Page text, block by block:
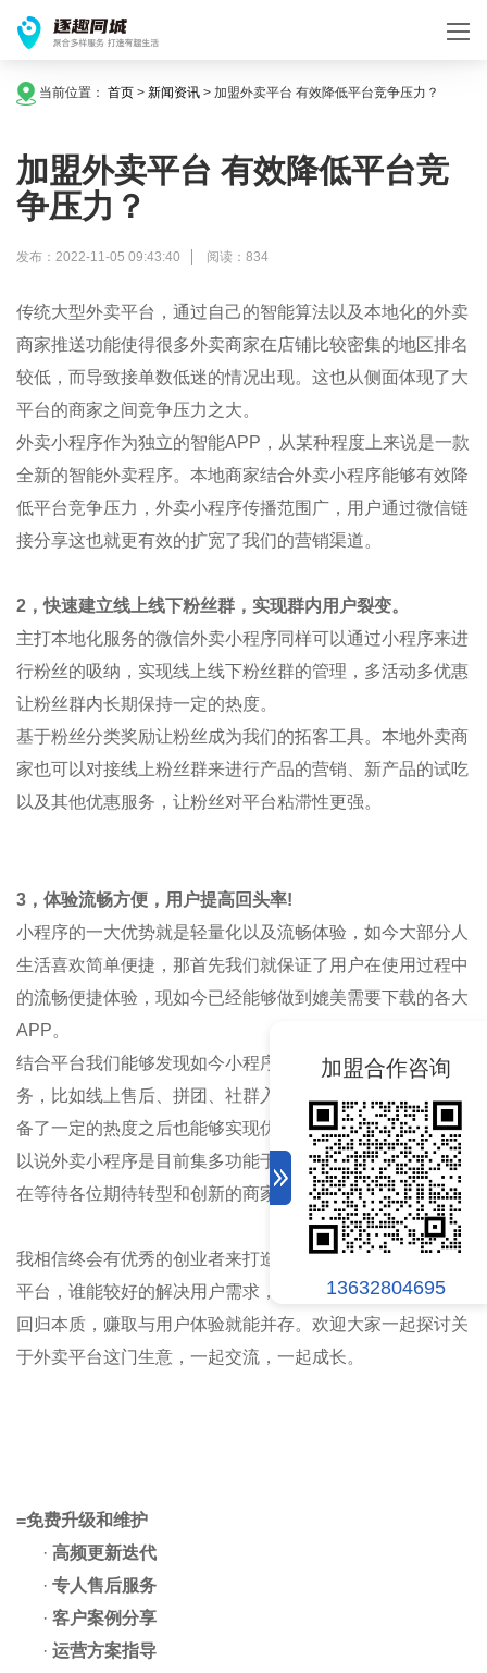
加盟合作咨询
13632804695
当前位置： 首页 > 新闻资讯 > 加盟外卖平台 有效降低平台竞争压力？
加盟外卖平台 有效降低平台竞
争压力？
发布：2022-11-05 09:43:40 阅读：834
传统大型外卖平台，通过自己的智能算法以及本地化的外卖
商家推送功能使得很多外卖商家在店铺比较密集的地区排名
较低，而导致接单数低迷的情况出现。这也从侧面体现了大
平台的商家之间竞争压力之大。
外卖小程序作为独立的智能APP ，从某种程度上来说是一款
全新的智能外卖程序。本地商家结合外卖小程序能够有效降
低平台竞争压力，外卖小程序传播范围广，用户通过微信链
接分享这也就更有效的扩宽了我们的营销渠道。
2 ，快速建立线上线下粉丝群，实现群内用户裂变。
主打本地化服务的微信外卖小程序同样可以通过小程序来进
行粉丝的吸纳，实现线上线下粉丝群的管理，多活动多优惠
让粉丝群内长期保持一定的热度。
基于粉丝分类奖励让粉丝成为我们的拓客工具。本地外卖商
家也可以对接线上粉丝群来进行产品的营销、新产品的试吃
以及其他优惠服务，让粉丝对平台粘滞性更强。
3 ，体验流畅方便，用户提高回头率!
小程序的一大优势就是轻量化以及流畅体验，如今大部分人
生活喜欢简单便捷，那首先我们就保证了用户在使用过程中
的流畅便捷体验，现如今已经能够做到媲美需要下载的各大
APP。
结合平台我们能够发现如今小程序能够实现更多人性化服
务，比如线上售后、拼团、社群入口等全新功能。当我们具
备了一定的热度之后也能够实现优质广告投放赚取利润，可
以说外卖小程序是目前集多功能于一体的优质营销系统，正
在等待各位期待转型和创新的商家们和用户们前来体验!
我相信终会有优秀的创业者来打造这样一个本该如此的外卖
平台，谁能较好的解决用户需求，则商机永存，让外卖平台
回归本质，赚取与用户体验就能并存。欢迎大家一起探讨关
于外卖平台这门生意，一起交流，一起成长。
=免费升级和维护
· 高频更新迭代
· 专人售后服务
· 客户案例分享
· 运营方案指导